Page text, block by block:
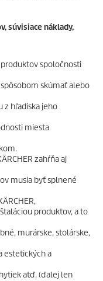
súvisiace náklady,
spoločnosti
skúmať alebo
z hľadiska jeho
miesta
zahŕňa aj
musia byť splnené
produktov, a to
murárske, stolárske,
estetických a
atď. (ďalej len